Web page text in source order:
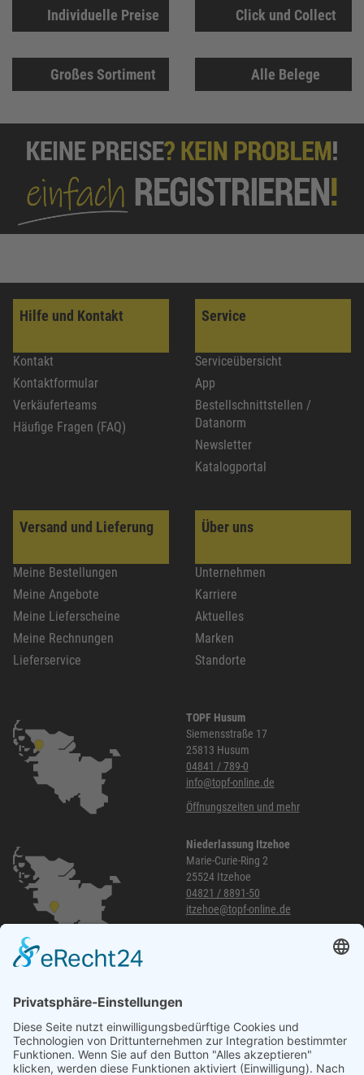
Individuelle Preise Click und Collect
Großes Sortiment Alle Belege
Hilfe und Kontakt
Kontakt
Kontaktformular
Verkäuferteams
Häufige Fragen (FAQ)
Service
Serviceübersicht
App
Bestellschnittstellen /
Datanorm
Newsletter
Katalogportal
Versand und Lieferung
Meine Bestellungen
Meine Angebote
Meine Lieferscheine
Meine Rechnungen
Lieferservice
Über uns
Unternehmen
Karriere
Aktuelles
Marken
Standorte
TOPF Husum
Siemensstraße 17
25813 Husum
04841 / 789-0
info@topf-online.de
Öffnungszeiten und mehr
Niederlassung Itzehoe
Marie-Curie-Ring 2
25524 Itzehoe
04821 / 8891-50
itzehoe@topf-online.de
040 / 21 04 04 04-04
glinde@topf-online.de
Öffnungszeiten und mehr